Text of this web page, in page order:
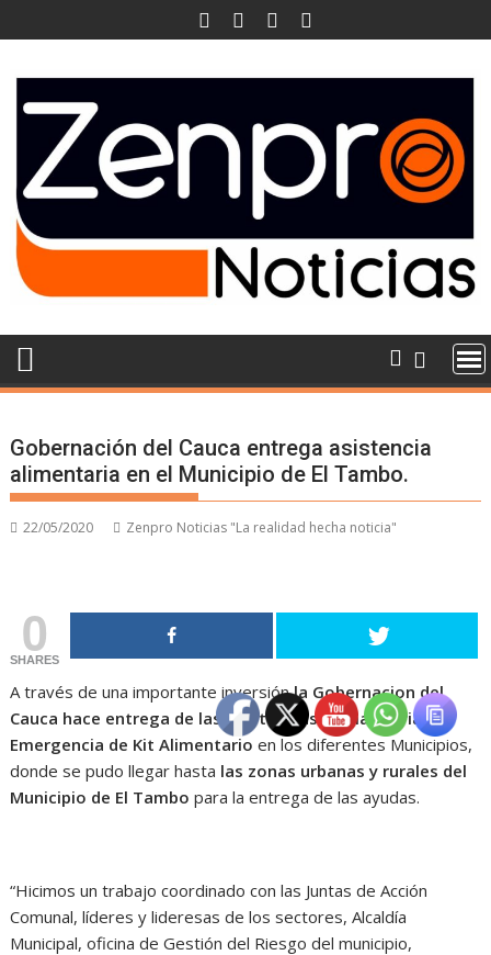
to
Gobernación del Cauca entrega asistencia
alimentaria en el Municipio de El Tambo.
22/05/2020 Zenpro Noticias "La realidad hecha noticia"
0
SHARES
A través de una importante inversiónla Gobernacion del
Cauca hace entrega de las Asistencias Humanitarias de
Emergencia de Kit Alimentario en los diferentes Municipios,
donde se pudo llegar hasta las zonas urbanas y rurales del
Municipio de El Tambopara la entrega de las ayudas.
“Hicimos un trabajo coordinado con las Juntas de Acción
Comunal, líderes y lideresas de los sectores, Alcaldía
Municipal, oficina de Gestión del Riesgo del municipio,